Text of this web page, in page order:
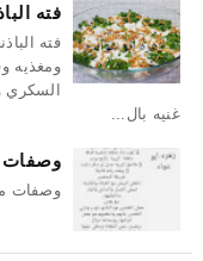
فته
فته
ومغذيه
السكري
غنيه بال...
وصفات
وصفات